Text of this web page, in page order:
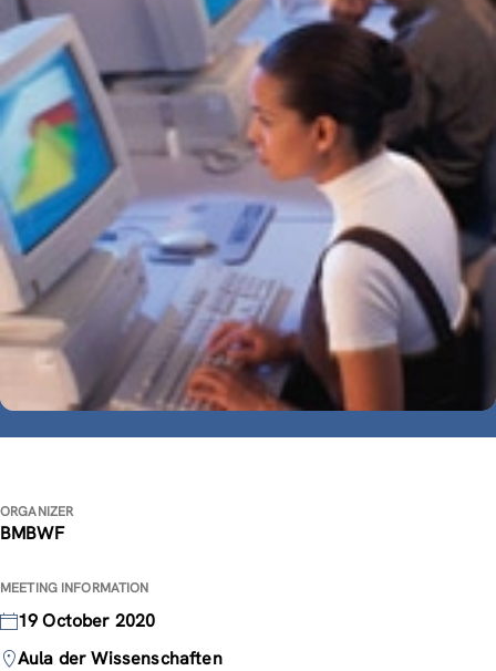
ORGANIZER
BMBWF
MEETING INFORMATION
19 October 2020
Aula der Wissenschaften